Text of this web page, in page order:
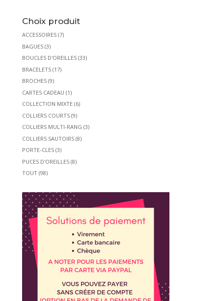
Choix produit
ACCESSOIRES (7)
BAGUES (3)
BOUCLES D'OREILLES (33)
BRACELETS (17)
BROCHES (9)
CARTES CADEAU (1)
COLLECTION MIXTE (6)
COLLIERS COURTS (9)
COLLIERS MULTI-RANG (3)
COLLIERS SAUTOIRS (8)
PORTE-CLES (3)
PUCES D'OREILLES (8)
TOUT (98)